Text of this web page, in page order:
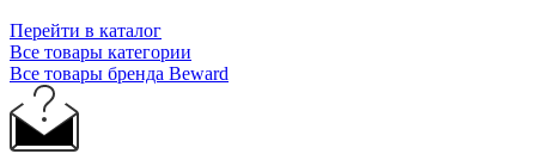
Перейти в каталог
Все товары категории
Все товары бренда Beward